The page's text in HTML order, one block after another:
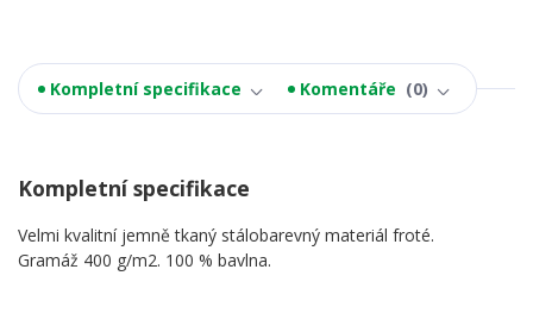
Kompletní specifikace Komentáře 0
Kompletní specifikace
Velmi kvalitní jemně tkaný stálobarevný materiál froté.
Gramáž 400 g/m2. 100 % bavlna.